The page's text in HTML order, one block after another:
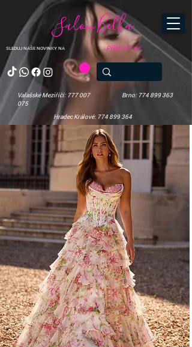
SLEDUJ NAŠE NOVINKY NA
Salon Bella
Valašské Meziříčí: 777 007
075
Brno: 774 899 363
Hradec Králové: 774 899 364
Přihlásit se